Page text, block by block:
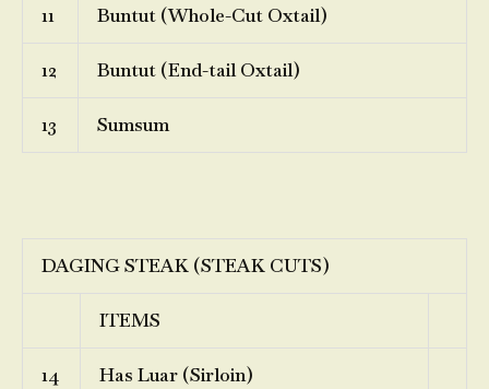
11 Buntut (Whole-Cut Oxtail)
12 Buntut (End-tail Oxtail)
13 Sumsum
DAGING STEAK (STEAK CUTS)
ITEMS
14 Has Luar (Sirloin)